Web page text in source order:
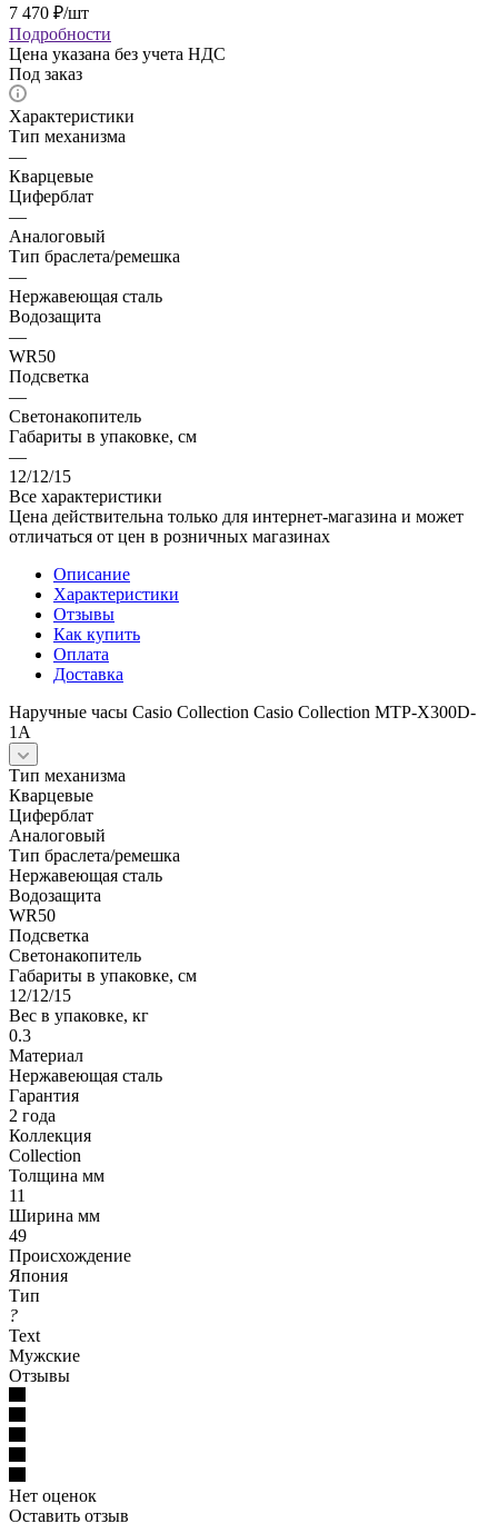
7 470 ₽/шт
Подробности
Цена указана без учета НДС
Под заказ
Характеристики
Тип механизма
—
Кварцевые
Циферблат
—
Аналоговый
Тип браслета/ремешка
—
Нержавеющая сталь
Водозащита
—
WR50
Подсветка
—
Светонакопитель
Габариты в упаковке, см
—
12/12/15
Все характеристики
Цена действительна только для интернет-магазина и может
отличаться от цен в розничных магазинах
Описание
Характеристики
Отзывы
Как купить
Оплата
Доставка
Наручные часы Casio Collection Casio Collection MTP-X300D-
1A
Тип механизма
Кварцевые
Циферблат
Аналоговый
Тип браслета/ремешка
Нержавеющая сталь
Водозащита
WR50
Подсветка
Светонакопитель
Габариты в упаковке, см
12/12/15
Вес в упаковке, кг
0.3
Материал
Нержавеющая сталь
Гарантия
2 года
Коллекция
Collection
Толщина мм
11
Ширина мм
49
Происхождение
Япония
Тип
?
Text
Мужские
Отзывы
Нет оценок
Оставить отзыв